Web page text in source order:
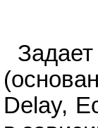
Delay,